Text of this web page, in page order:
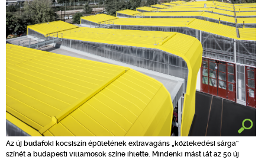
Az új budafoki kocsiszín épületének extravagáns „közlekedési sárga”
színét a budapesti villamosok színe ihlette. Mindenki mást lát az 50 új